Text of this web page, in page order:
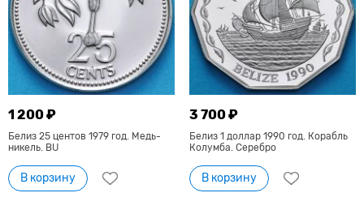
1 200 ₽
Белиз 25 центов 1979 год. Медь-
никель. BU
В корзину
3 700 ₽
Белиз 1 доллар 1990 год. Корабль
Колумба. Серебро
В корзину